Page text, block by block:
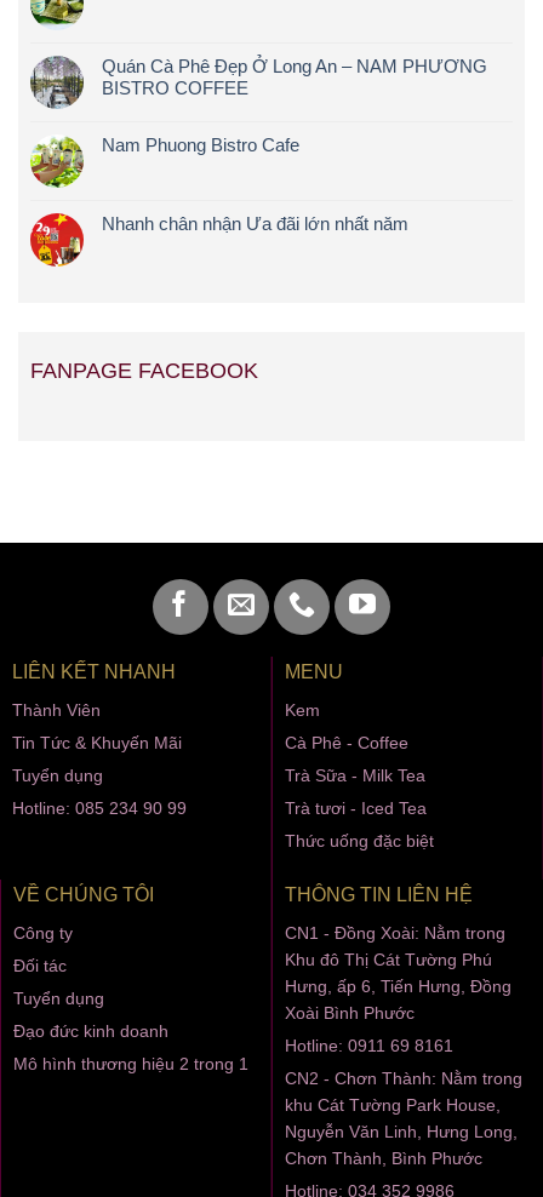
Quán Cà Phê Đẹp Ở Long An – NAM PHƯƠNG
BISTRO COFFEE
Nam Phuong Bistro Cafe
Nhanh chân nhận Ưa đãi lớn nhất năm
FANPAGE FACEBOOK
LIÊN KẾT NHANH
Thành Viên
Tin Tức & Khuyến Mãi
Tuyển dụng
Hotline: 085 234 90 99
MENU
Kem
Cà Phê - Coffee
Trà Sữa - Milk Tea
Trà tươi - Iced Tea
Thức uống đặc biệt
VỀ CHÚNG TÔI
Công ty
Đối tác
Tuyển dụng
Đạo đức kinh doanh
Mô hình thương hiệu 2 trong 1
THÔNG TIN LIÊN HỆ
CN1 - Đồng Xoài: Nằm trong
Khu đô Thị Cát Tường Phú
Hưng, ấp 6, Tiến Hưng, Đồng
Xoài Bình Phước
Hotline: 0911 69 8161
CN2 - Chơn Thành: Nằm trong
khu Cát Tường Park House,
Nguyễn Văn Linh, Hưng Long,
Chơn Thành, Bình Phước
Hotline: 034 352 9986